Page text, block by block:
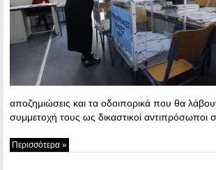
αποζημιώσεις και τα οδοιπορικά που θα
συμμετοχή τους ως δικαστικοί αντιπρόσωποι
Περισσότερα »